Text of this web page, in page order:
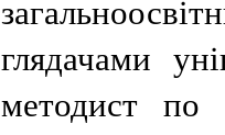
глядачами
методист по